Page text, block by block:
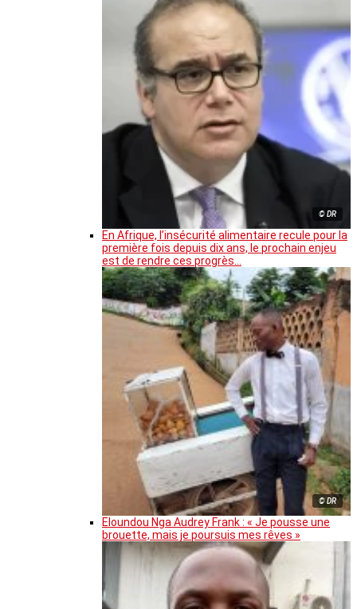
© DR
En Afrique, l’insécurité alimentaire recule pour la
première fois depuis dix ans, le prochain enjeu
est de rendre ces progrès…
© DR
Eloundou Nga Audrey Frank : « Je pousse une
brouette, mais je poursuis mes rêves »